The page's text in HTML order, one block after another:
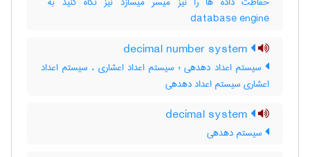
database engine
سیستم اعداد دهدهی ؛ سیستم اعداد اعشاری ، سیستم اعداد
اعشاری سیستم اعداد دهدهی
سیستم دهدهی